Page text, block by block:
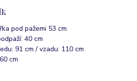
pod pažemi 53 cm
40 cm
91 cm / vzadu: 110 cm
cm